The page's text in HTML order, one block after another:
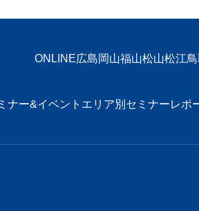
ONLINE広島岡山福山松山松江
ナー&イベント エリア別 セミナーレポ